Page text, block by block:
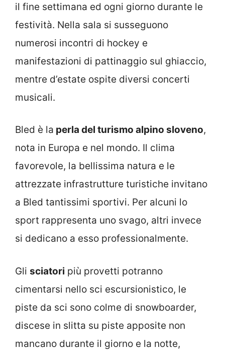
il fine settimana ed ogni giorno durante le
festività. Nella sala si susseguono
numerosi incontri di hockey e
manifestazioni di pattinaggio sul ghiaccio,
mentre d’estate ospite diversi concerti
musicali.
Bled è la perla del turismo alpino sloveno,
nota in Europa e nel mondo. Il clima
favorevole, la bellissima natura e le
attrezzate infrastrutture turistiche invitano
a Bled tantissimi sportivi. Per alcuni lo
sport rappresenta uno svago, altri invece
si dedicano a esso professionalmente.
Gli sciatori più provetti potranno
cimentarsi nello sci escursionistico, le
piste da sci sono colme di snowboarder,
discese in slitta su piste apposite non
mancano durante il giorno e la notte,